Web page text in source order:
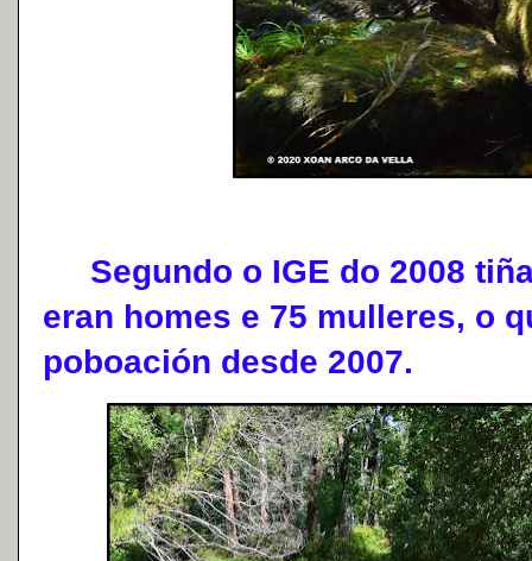
Segundo o IGE do 2008
eran homes e 75 mulleres, o
poboación desde 2007.